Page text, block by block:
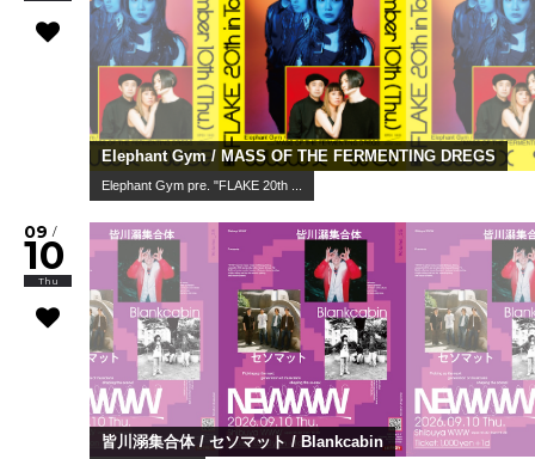
Elephant Gym / MASS OF THE FERMENTING DREGS
Elephant Gym pre. "FLAKE 20th ...
09 /
10
Thu
皆川溺集合体 / セソマット / Blankcabin